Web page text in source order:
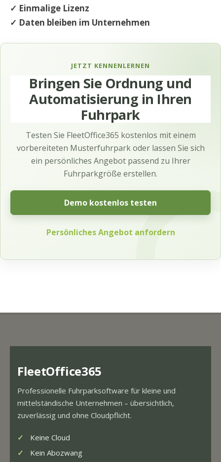
✓ Einmalige Lizenz
✓ Daten bleiben im Unternehmen
JETZT KENNENLERNEN
Bringen Sie Ordnung und
Automatisierung in Ihren
Fuhrpark
Testen Sie FleetOffice365 kostenlos mit einem
vorbereiteten Musterfuhrpark oder lassen Sie sich
ein persönliches Angebot passend zu Ihrer
Fuhrparkgröße erstellen.
Demo kostenlos testen
Persönliches Angebot anfordern
FleetOffice365
Professionelle Fuhrparksoftware für kleine und
mittelständische Unternehmen – übersichtlich,
zuverlässig und ohne Cloudpflicht.
Keine Cloud
Kein Abozwang